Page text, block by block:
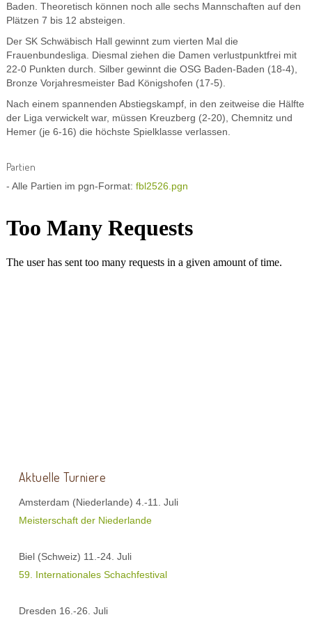
Baden. Theoretisch können noch alle sechs Mannschaften auf den
Plätzen 7 bis 12 absteigen.
Der SK Schwäbisch Hall gewinnt zum vierten Mal die
Frauenbundesliga. Diesmal ziehen die Damen verlustpunktfrei mit
22-0 Punkten durch. Silber gewinnt die OSG Baden-Baden (18-4),
Bronze Vorjahresmeister Bad Königshofen (17-5).
Nach einem spannenden Abstiegskampf, in den zeitweise die Hälfte
der Liga verwickelt war, müssen Kreuzberg (2-20), Chemnitz und
Hemer (je 6-16) die höchste Spielklasse verlassen.
Partien
- Alle Partien im pgn-Format: fbl2526.pgn
Aktuelle Turniere
Amsterdam (Niederlande) 4.-11. Juli
Meisterschaft der Niederlande
Biel (Schweiz) 11.-24. Juli
59. Internationales Schachfestival
Dresden 16.-26. Juli